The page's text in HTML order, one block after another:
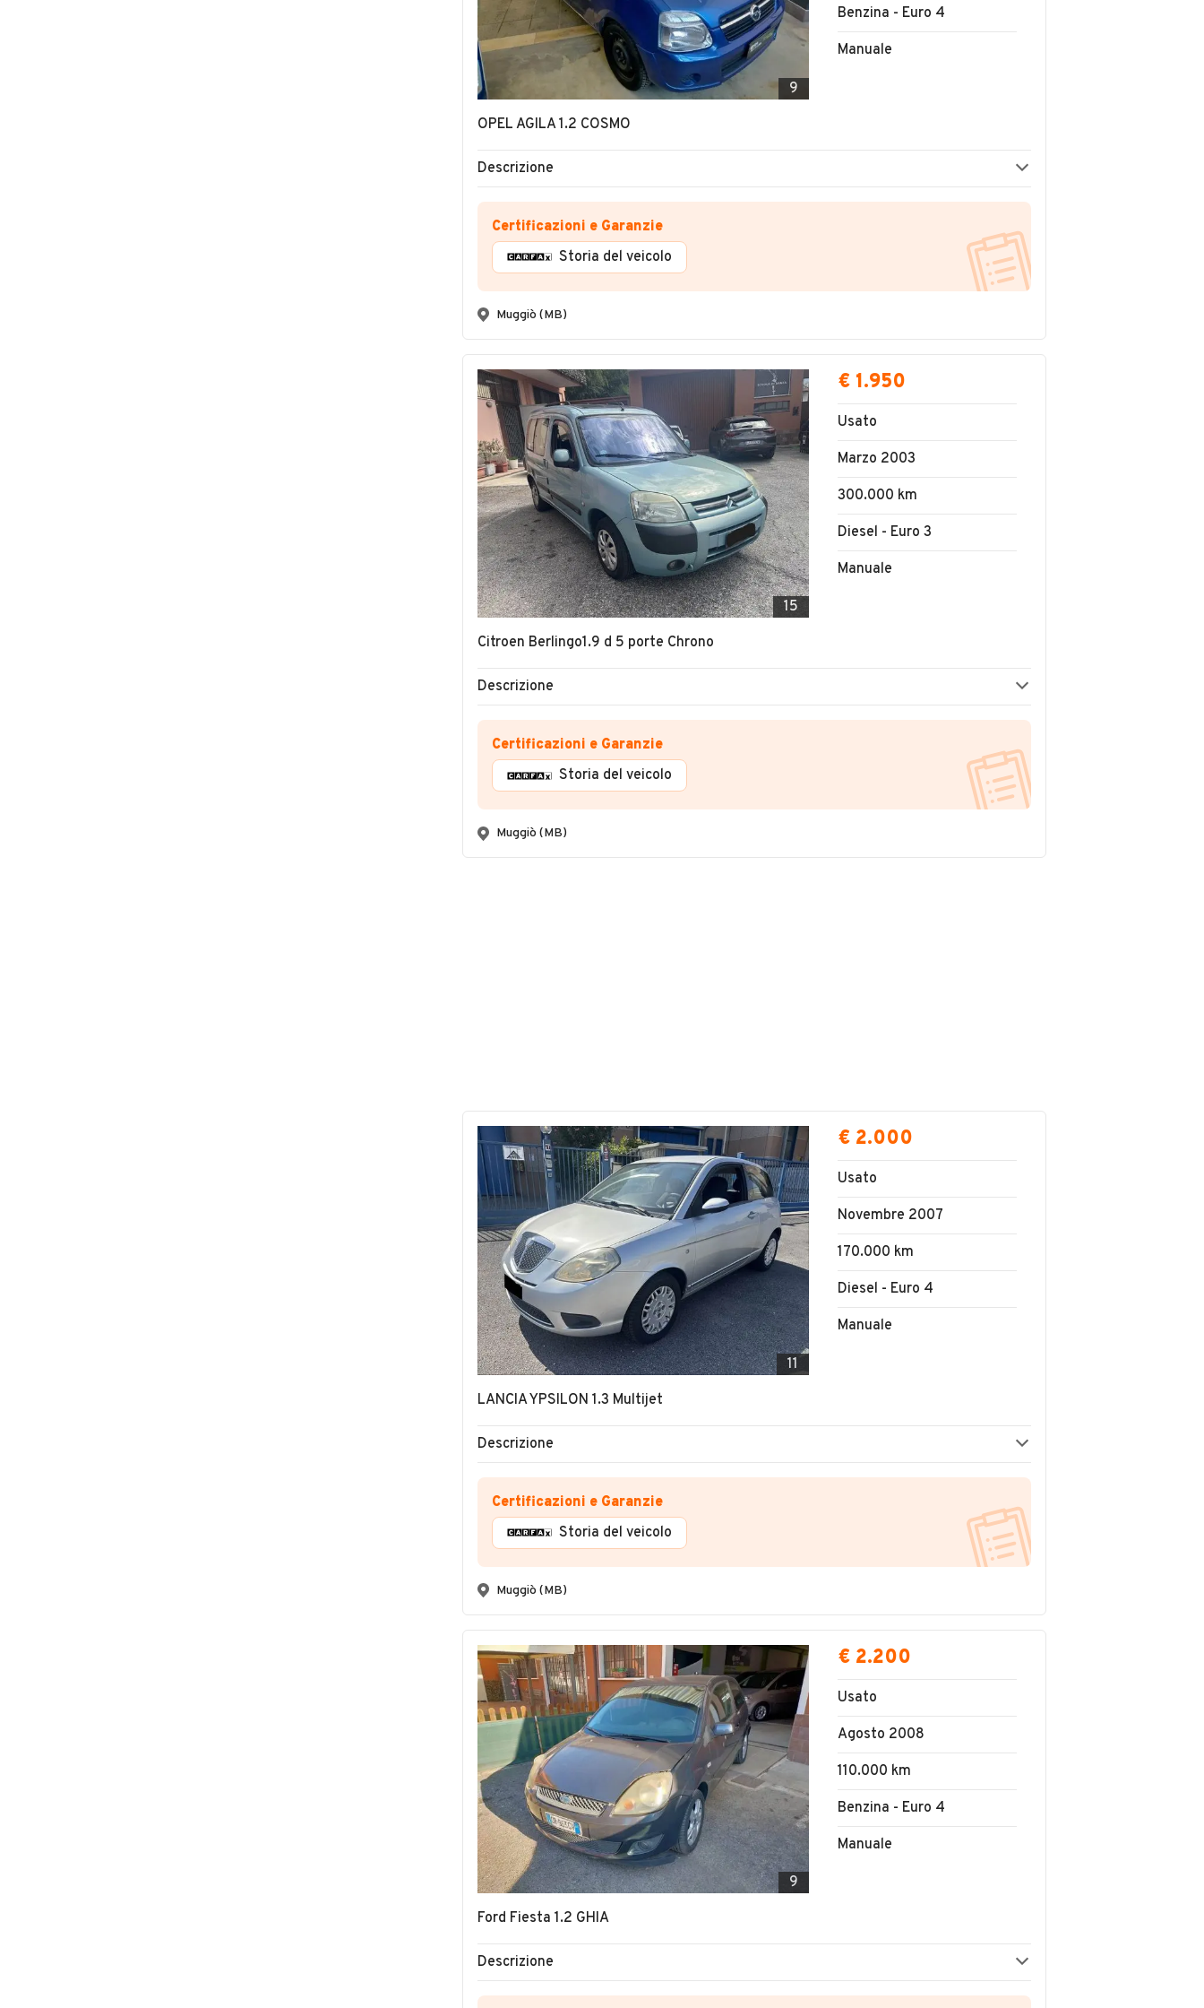
9
OPEL AGILA 1.2 COSMO
Benzina - Euro 4
Manuale
Descrizione
Certificazioni e Garanzie
Storia del veicolo
Muggiò (MB)
15
Citroen Berlingo1.9 d 5 porte Chrono
€ 1.950
Usato
Marzo 2003
300.000 km
Diesel - Euro 3
Manuale
Descrizione
Certificazioni e Garanzie
Storia del veicolo
Muggiò (MB)
11
LANCIA YPSILON 1.3 Multijet
€ 2.000
Usato
Novembre 2007
170.000 km
Diesel - Euro 4
Manuale
Descrizione
Certificazioni e Garanzie
Storia del veicolo
Muggiò (MB)
9
Ford Fiesta 1.2 GHIA
€ 2.200
Usato
Agosto 2008
110.000 km
Benzina - Euro 4
Manuale
Descrizione